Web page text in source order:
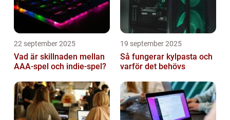
22 september 2025
Vad är skillnaden mellan
AAA-spel och indie-spel?
19 september 2025
Så fungerar kylpasta och
varför det behövs